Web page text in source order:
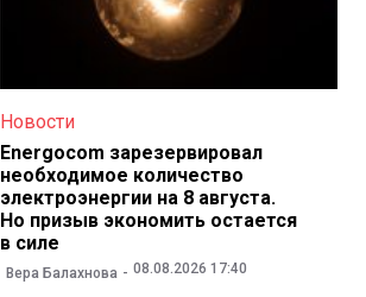
Новости
Energocom зарезервировал
необходимое количество
электроэнергии на 8 августа.
Но призыв экономить остается
в силе
Вера Балахнова 08.08.2026 17:40